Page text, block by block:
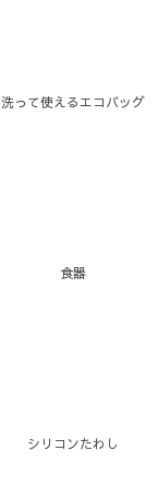
洗って使えるエコバッグ
食器
シリコンたわし